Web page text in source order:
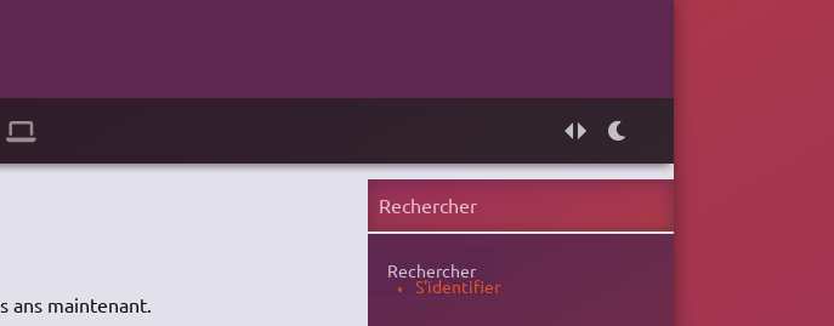
ans maintenant.
Rechercher
S'identifier